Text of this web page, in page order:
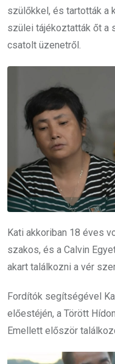
szülőkkel, és tartották a
szülei tájékoztatták őt a
csatolt üzenetről.
Kati akkoriban 18 éves
szakos, és a Calvin
akart találkozni a vér
Fordítók segítségével
előestéjén, a Törött
Emellett először